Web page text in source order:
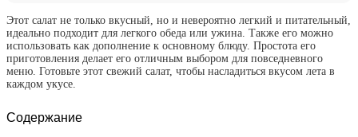
Этот салат не только вкусный, но и невероятно легкий и питательный,
идеально подходит для легкого обеда или ужина. Также его можно
использовать как дополнение к основному блюду. Простота его
приготовления делает его отличным выбором для повседневного
меню. Готовьте этот свежий салат, чтобы насладиться вкусом лета в
каждом укусе.
Содержание